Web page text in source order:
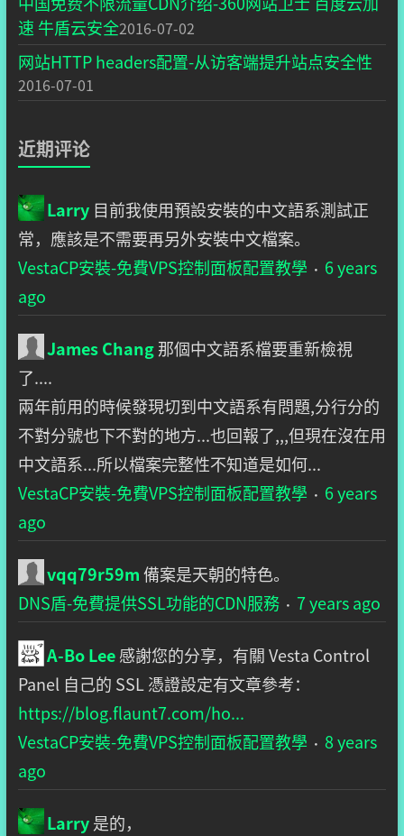
速 牛盾云安全2016-07-02
网站HTTP headers配置-从访客端提升站点安全性
2016-07-01
近期评论
Larry 目前我使用預設安裝的中文語系測試正
常，應該是不需要再另外安裝中文檔案。
VestaCP安裝-免費VPS控制面板配置教學 · 6 years
ago
James Chang 那個中文語系檔要重新檢視
了....
兩年前用的時候發現切到中文語系有問題,分行分的
不對分號也下不對的地方...也回報了,,,但現在沒在用
中文語系...所以檔案完整性不知道是如何...
VestaCP安裝-免費VPS控制面板配置教學 · 6 years
ago
vqq79r59m備案是天朝的特色。
DNS盾-免費提供SSL功能的CDN服務· 7 years ago
A-Bo Lee 感謝您的分享，有關 Vesta Control
Panel 自己的 SSL 憑證設定有文章參考：
https://blog.flaunt7.com/ho...
VestaCP安裝-免費VPS控制面板配置教學 · 8 years
ago
Larry 是的，